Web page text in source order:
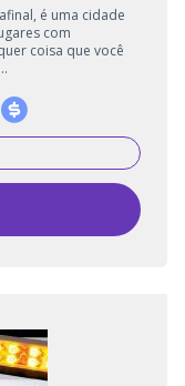
é uma cidade
com
coisa que você